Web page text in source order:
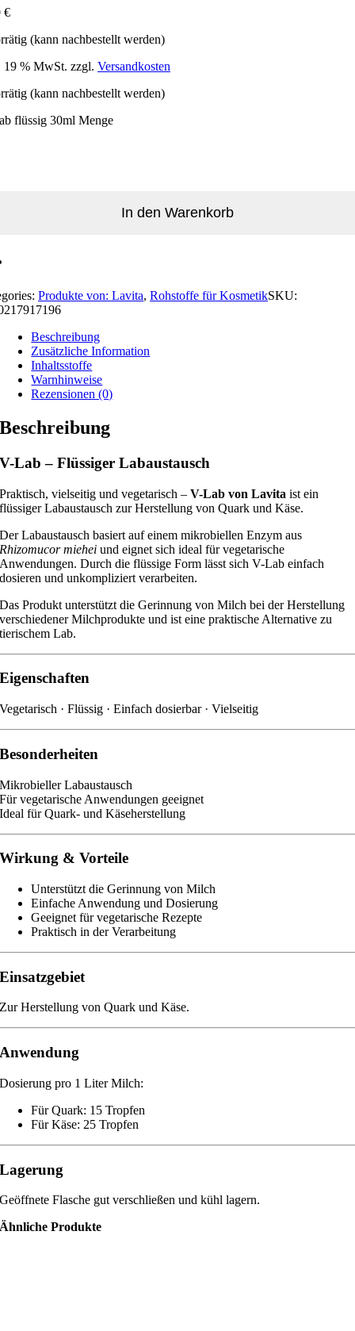
€
(kann nachbestellt werden)
19 % MwSt. zzgl. Versandkosten
(kann nachbestellt werden)
flüssig 30ml Menge
In den Warenkorb
Produkte von: Lavita, Rohstoffe für KosmetikSKU:
Beschreibung
Zusätzliche Information
Inhaltsstoffe
Warnhinweise
Rezensionen (0)
Beschreibung
V-Lab – Flüssiger Labaustausch
Praktisch, vielseitig und vegetarisch –V-Lab von Lavita ist ein
flüssiger Labaustausch zur Herstellung von Quark und Käse.
Der Labaustausch basiert auf einem mikrobiellen Enzym aus
Rhizomucor miehei und eignet sich ideal für vegetarische
Anwendungen. Durch die flüssige Form lässt sich V-Lab einfach
dosieren und unkompliziert verarbeiten.
Das Produkt unterstützt die Gerinnung von Milch bei der Herstellung
verschiedener Milchprodukte und ist eine praktische Alternative zu
tierischem Lab.
Eigenschaften
Vegetarisch · Flüssig · Einfach dosierbar · Vielseitig
Besonderheiten
Mikrobieller Labaustausch
Für vegetarische Anwendungen geeignet
Ideal für Quark- und Käseherstellung
Wirkung & Vorteile
Unterstützt die Gerinnung von Milch
Einfache Anwendung und Dosierung
Geeignet für vegetarische Rezepte
Praktisch in der Verarbeitung
Einsatzgebiet
Zur Herstellung von Quark und Käse.
Anwendung
Dosierung pro 1 Liter Milch:
Für Quark: 15 Tropfen
Für Käse: 25 Tropfen
Lagerung
Geöffnete Flasche gut verschließen und kühl lagern.
Ähnliche Produkte